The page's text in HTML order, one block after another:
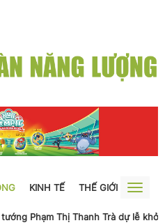
KINH TẾ THẾ GIỚI
Toggle
Trà dự lễ khởi công Dự án